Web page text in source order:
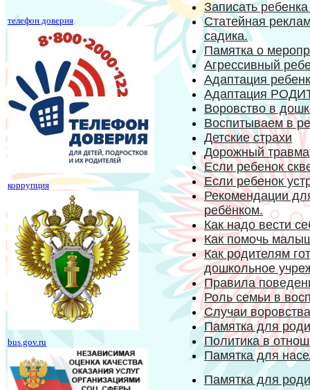
телефон доверия
коррупция
bus.gov.ru
Записать
Статейная
садика.
Памятка о
Агрессивный
Адаптация
Адаптация
Воровство в
Воспитываем в
Детские страхи
Дорожный
Если ребенок
Если ребенок
Рекомендации
ребёнком.
Как надо вести
Как помочь
Как родителям
дошкольное
Правила
Роль семьи в
Случаи
Памятка для
Политика в
Памятка для
Памятка для